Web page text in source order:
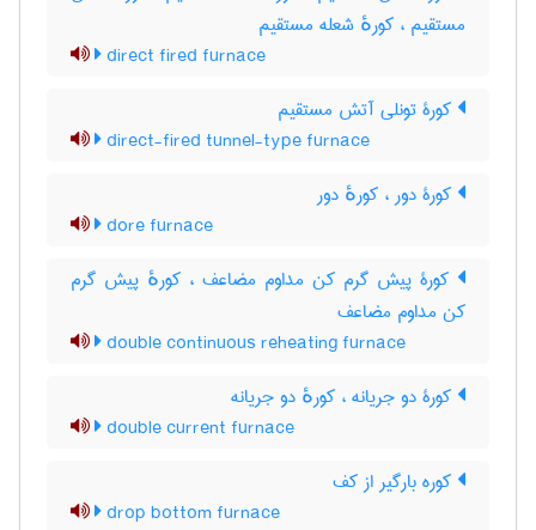
مستقیم ، کورهٔ شعله مستقیم
direct fired furnace
کورۀ تونلی آتش مستقیم
direct-fired tunnel-type furnace
کورۀ دور ، کورهٔ دور
dore furnace
کورۀ پیش گرم کن مداوم مضاعف ، کورهٔ پیش گرم
کن مداوم مضاعف
double continuous reheating furnace
کورۀ دو جریانه ، کورهٔ دو جریانه
double current furnace
کوره بارگیر از کف
drop bottom furnace